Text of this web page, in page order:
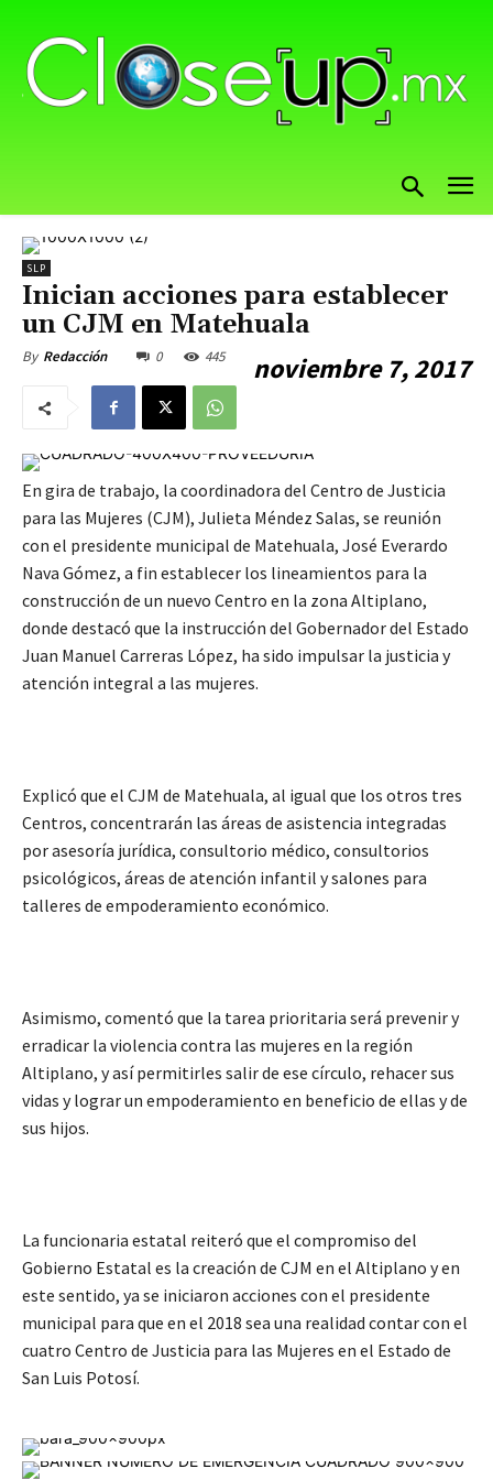
SLP
Inician acciones para establecer
un CJM en Matehuala
By Redacción noviembre 7, 2017
0 445
En gira de trabajo, la coordinadora del Centro de Justicia
para las Mujeres (CJM), Julieta Méndez Salas, se reunión
con el presidente municipal de Matehuala, José Everardo
Nava Gómez, a fin establecer los lineamientos para la
construcción de un nuevo Centro en la zona Altiplano,
donde destacó que la instrucción del Gobernador del Estado
Juan Manuel Carreras López, ha sido impulsar la justicia y
atención integral a las mujeres.
Explicó que el CJM de Matehuala, al igual que los otros tres
Centros, concentrarán las áreas de asistencia integradas
por asesoría jurídica, consultorio médico, consultorios
psicológicos, áreas de atención infantil y salones para
talleres de empoderamiento económico.
Asimismo, comentó que la tarea prioritaria será prevenir y
erradicar la violencia contra las mujeres en la región
Altiplano, y así permitirles salir de ese círculo, rehacer sus
vidas y lograr un empoderamiento en beneficio de ellas y de
sus hijos.
La funcionaria estatal reiteró que el compromiso del
Gobierno Estatal es la creación de CJM en el Altiplano y en
este sentido, ya se iniciaron acciones con el presidente
municipal para que en el 2018 sea una realidad contar con el
cuatro Centro de Justicia para las Mujeres en el Estado de
San Luis Potosí.